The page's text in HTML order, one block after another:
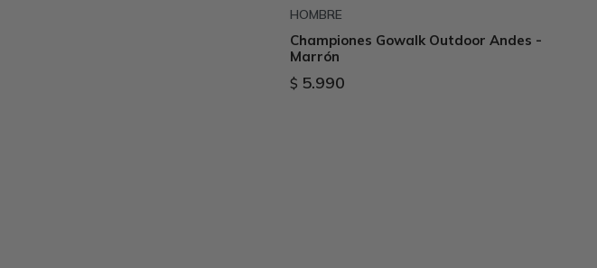
HOMBRE
Championes Gowalk Outdoor Andes -
Marrón
$ 5.990